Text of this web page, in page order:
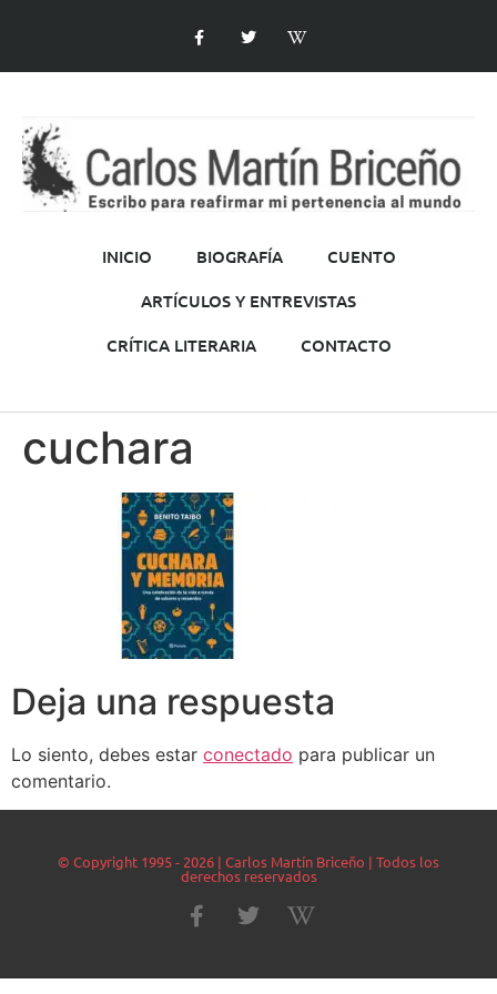
INICIO BIOGRAFÍA
CUENTO
ARTÍCULOS Y ENTREVISTAS
CRÍTICA LITERARIA
CONTACTO
cuchara
Deja una respuesta
Lo siento, debes estar conectado para publicar un
comentario.
© Copyright 1995 - 2026 | Carlos Martín Briceño | Todos los
derechos reservados